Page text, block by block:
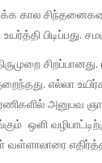
கால
பிடிப்பது.
எல்லா
அனுபவ
ஒளி